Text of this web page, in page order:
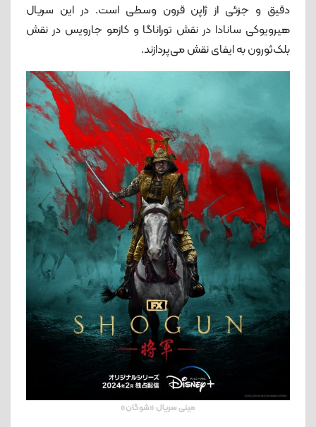
دقیق و جزئی از ژاپن قرون وسطی است. در این سریال
هیرویوکی سانادا در نقش توراناگا و کازمو جارویس در نقش
بلک‌ثورون به ایفای نقش می‌پردازند.
مینی سریال «شوگان»